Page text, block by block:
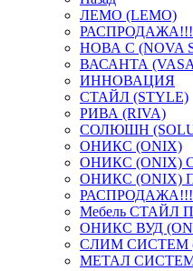
ЛЕМО (LEMO)
РАСПРОДАЖА!!!
НОВА С (NOVA
ВАСАНТА
ИННОВАЦИЯ
СТАЙЛ (STYLE)
РИВА (RIVA)
СОЛЮШН
ОНИКС (ONIX)
ОНИКС (ONIX)
ОНИКС (ONIX)
Мебель СТАЙЛ
ОНИКС ВУД
СЛИМ СИСТЕМ
МЕТАЛ СИСТЕМ